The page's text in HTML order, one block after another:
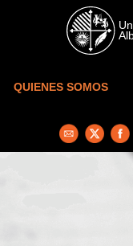
Skip to main content
QUIENES SOMOS